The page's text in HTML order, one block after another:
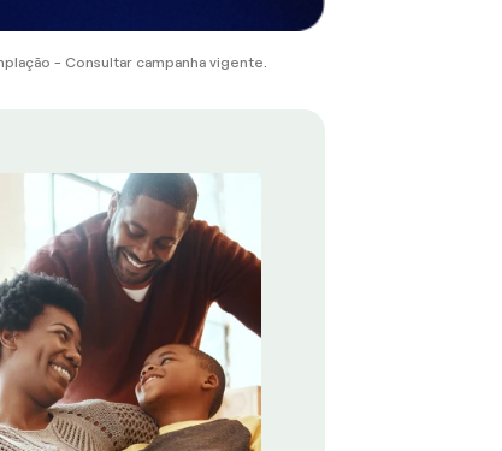
- Consultar campanha vigente.